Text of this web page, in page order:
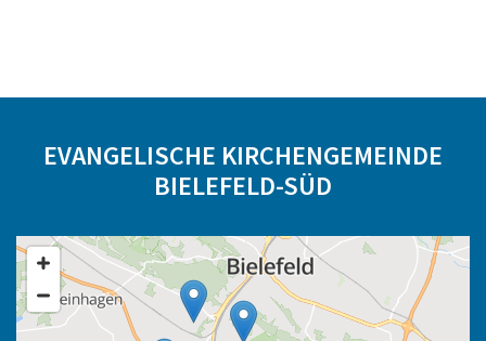
EVANGELISCHE KIRCHENGEMEINDE
BIELEFELD-SÜD